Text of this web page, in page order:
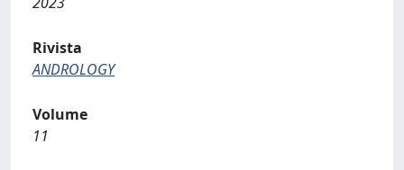
Rivista
ANDROLOGY
Volume
11